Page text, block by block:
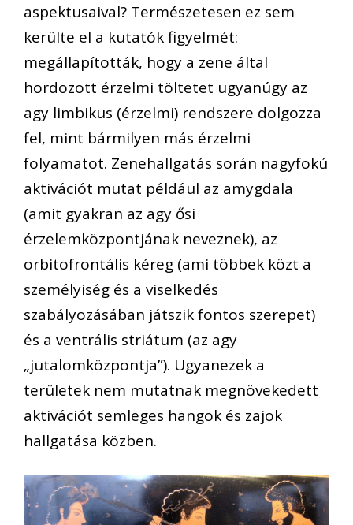
aspektusaival? Természetesen ez sem
kerülte el a kutatók figyelmét:
megállapították, hogy a zene által
hordozott érzelmi töltetet ugyanúgy az
agy limbikus (érzelmi) rendszere dolgozza
fel, mint bármilyen más érzelmi
folyamatot. Zenehallgatás során nagyfokú
aktivációt mutat például az amygdala
(amit gyakran az agy ősi
érzelemközpontjának neveznek), az
orbitofrontális kéreg (ami többek közt a
személyiség és a viselkedés
szabályozásában játszik fontos szerepet)
és a ventrális striátum (az agy
„jutalomközpontja”). Ugyanezek a
területek nem mutatnak megnövekedett
aktivációt semleges hangok és zajok
hallgatása közben.